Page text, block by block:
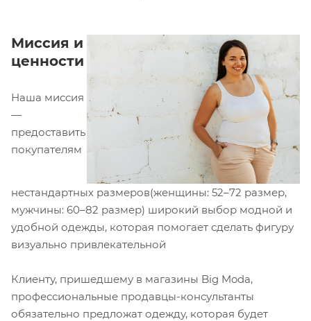
Миссия и
ценности
Наша миссия
—
предоставить
покупателям
нестандартных размеров(женщины: 52–72 размер,
мужчины: 60–82 размер) широкий выбор модной и
удобной одежды, которая помогает сделать фигуру
визуально привлекательной
Клиенту, пришедшему в магазины Big Moda,
профессиональные продавцы-консультанты
обязательно предложат одежду, которая будет